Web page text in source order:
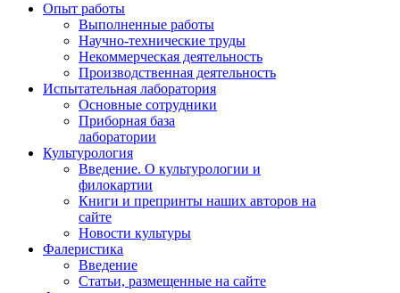
Опыт работы
Выполненные работы
Научно-технические труды
Некоммерческая деятельность
Производственная деятельность
Испытательная лаборатория
Основные сотрудники
Приборная база
лаборатории
Культурология
Введение. О культурологии и
филокартии
Книги и препринты наших авторов на
сайте
Новости культуры
Фалеристика
Введение
Статьи, размещенные на сайте